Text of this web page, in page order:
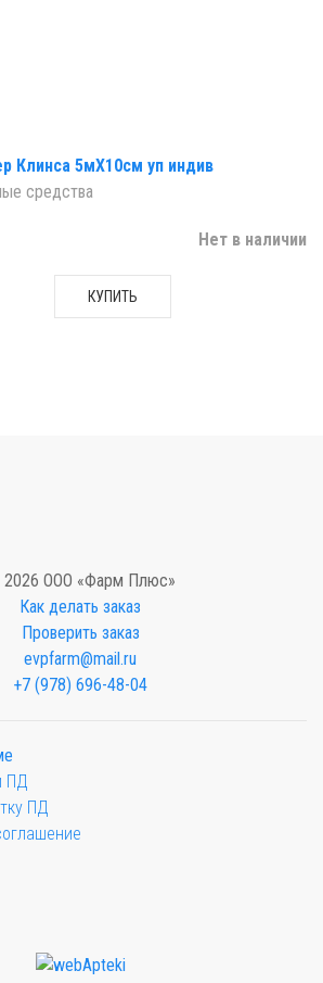
Клинса 5мX10см уп индив
средства
Нет в наличии
КУПИТЬ
ООО «Фарм Плюс»
Как делать заказ
Проверить заказ
evpfarm@mail.ru
+7 (978) 696-48-04
ПД
ПД